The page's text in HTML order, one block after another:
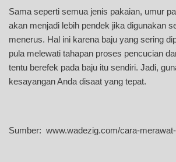
Sama seperti semua jenis pakaian, umur
akan menjadi lebih pendek jika digunakan
menerus. Hal ini karena baju yang sering
pula melewati tahapan proses pencucian
tentu berefek pada baju itu sendiri. Jadi,
kesayangan Anda disaat yang tepat.
Sumber: www.wadezig.com/cara-